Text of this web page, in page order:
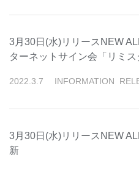
3月30日(水)リリースNEW
ターネットサイン会「リミス
2022 3 7 INFORMATION
3月30日(水)リリースNEW
新